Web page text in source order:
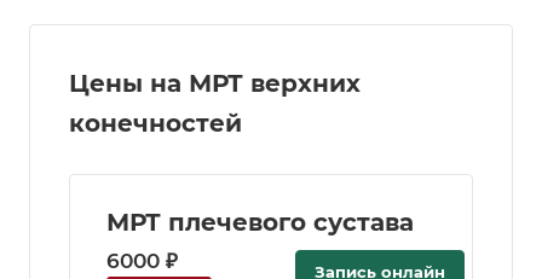
Цены на МРТ верхних
конечностей
МРТ плечевого сустава
6000 ₽ Запись онлайн